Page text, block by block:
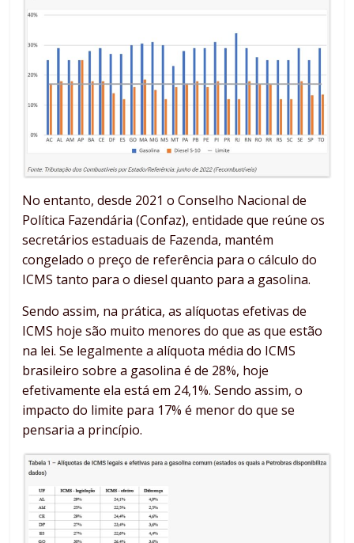
No entanto, desde 2021 o Conselho Nacional de
Política Fazendária (Confaz), entidade que reúne os
secretários estaduais de Fazenda, mantém
congelado o preço de referência para o cálculo do
ICMS tanto para o diesel quanto para a gasolina.
Sendo assim, na prática, as alíquotas efetivas de
ICMS hoje são muito menores do que as que estão
na lei. Se legalmente a alíquota média do ICMS
brasileiro sobre a gasolina é de 28%, hoje
efetivamente ela está em 24,1%. Sendo assim, o
impacto do limite para 17% é menor do que se
pensaria a princípio.